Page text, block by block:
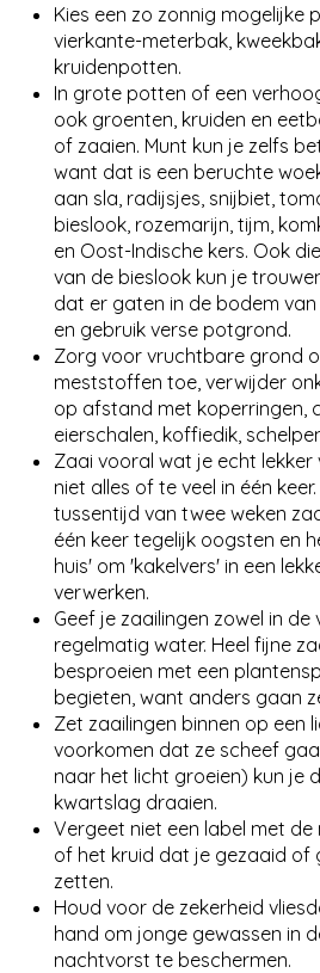
Kies een zo zonnig mogelijke
vierkante-meterbak,
kruidenpotten.
In grote potten of een
ook groenten, kruiden en
of zaaien. Munt kun je zelfs
want dat is een beruchte
aan sla, radijsjes, snijbiet,
bieslook, rozemarijn, tijm,
en Oost-Indische kers. Ook
van de bieslook kun je
dat er gaten in de bodem
en gebruik verse potgrond.
Zorg voor vruchtbare grond
meststoffen toe, verwijder
op afstand met koperringen,
eierschalen, koffiedik,
Zaai vooral wat je echt lekker
niet alles of te veel in één
tussentijd van twee weken
één keer tegelijk oogsten en
huis' om 'kakelvers' in een
verwerken.
Geef je zaailingen zowel in
regelmatig water. Heel fijne
besproeien met een
begieten, want anders gaan
Zet zaailingen binnen op een
voorkomen dat ze scheef
naar het licht groeien) kun je
kwartslag draaien.
Vergeet niet een label met
of het kruid dat je gezaaid of
zetten.
Houd voor de zekerheid
hand om jonge gewassen in
nachtvorst te beschermen.